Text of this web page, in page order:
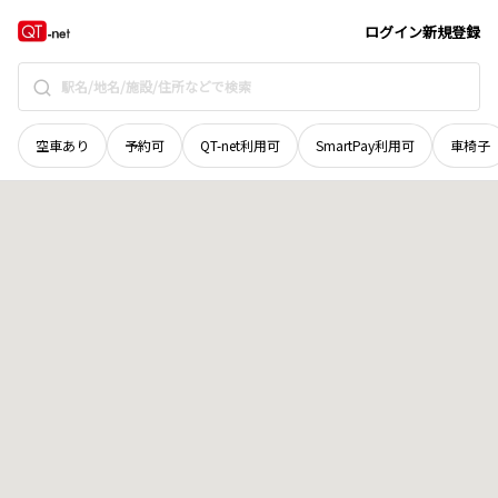
ログイン新規登録
空車あり 予約可 QT-net利用可 SmartPay利用可 車椅子
愛媛県